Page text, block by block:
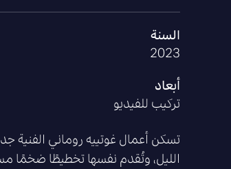
السنة
2023
أبعاد
تركيب للفيديو
تسكن أعمال غوتييه روماني الفنية
الليل، وتُقدم نفسها تخطيطًا ضخمًا